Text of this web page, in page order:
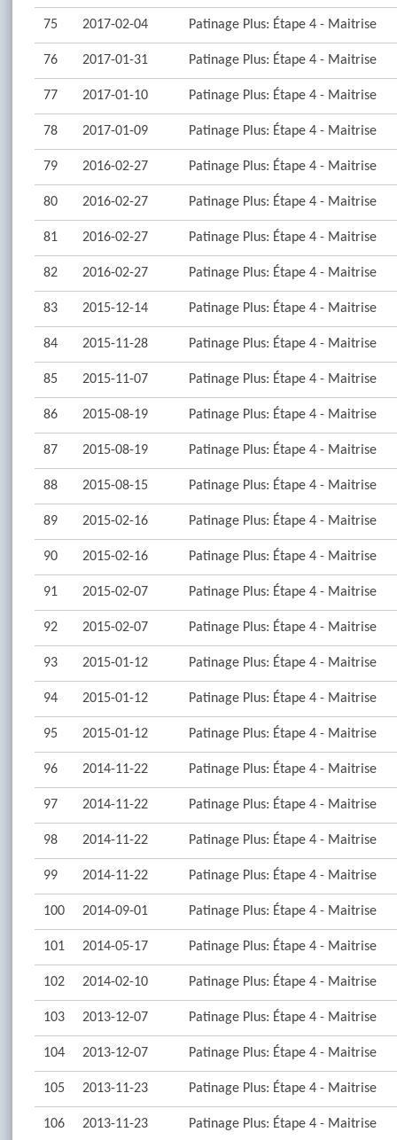
75 2017-02-04 Patinage Plus: Étape 4 - Maitrise
76 2017-01-31 Patinage Plus: Étape 4 - Maitrise
77 2017-01-10 Patinage Plus: Étape 4 - Maitrise
78 2017-01-09 Patinage Plus: Étape 4 - Maitrise
79 2016-02-27 Patinage Plus: Étape 4 - Maitrise
80 2016-02-27 Patinage Plus: Étape 4 - Maitrise
81 2016-02-27 Patinage Plus: Étape 4 - Maitrise
82 2016-02-27 Patinage Plus: Étape 4 - Maitrise
83 2015-12-14 Patinage Plus: Étape 4 - Maitrise
84 2015-11-28 Patinage Plus: Étape 4 - Maitrise
85 2015-11-07 Patinage Plus: Étape 4 - Maitrise
86 2015-08-19 Patinage Plus: Étape 4 - Maitrise
87 2015-08-19 Patinage Plus: Étape 4 - Maitrise
88 2015-08-15 Patinage Plus: Étape 4 - Maitrise
89 2015-02-16 Patinage Plus: Étape 4 - Maitrise
90 2015-02-16 Patinage Plus: Étape 4 - Maitrise
91 2015-02-07 Patinage Plus: Étape 4 - Maitrise
92 2015-02-07 Patinage Plus: Étape 4 - Maitrise
93 2015-01-12 Patinage Plus: Étape 4 - Maitrise
94 2015-01-12 Patinage Plus: Étape 4 - Maitrise
95 2015-01-12 Patinage Plus: Étape 4 - Maitrise
96 2014-11-22 Patinage Plus: Étape 4 - Maitrise
97 2014-11-22 Patinage Plus: Étape 4 - Maitrise
98 2014-11-22 Patinage Plus: Étape 4 - Maitrise
99 2014-11-22 Patinage Plus: Étape 4 - Maitrise
100 2014-09-01 Patinage Plus: Étape 4 - Maitrise
101 2014-05-17 Patinage Plus: Étape 4 - Maitrise
102 2014-02-10 Patinage Plus: Étape 4 - Maitrise
103 2013-12-07 Patinage Plus: Étape 4 - Maitrise
104 2013-12-07 Patinage Plus: Étape 4 - Maitrise
105 2013-11-23 Patinage Plus: Étape 4 - Maitrise
106 2013-11-23 Patinage Plus: Étape 4 - Maitrise